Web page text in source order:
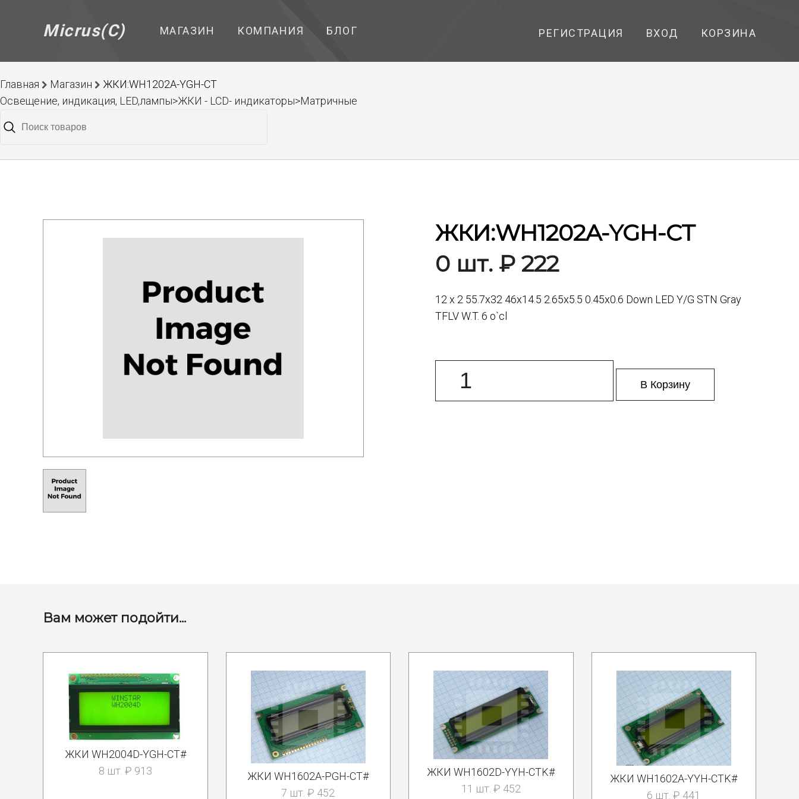
Micrus(C) МАГАЗИН КОМПАНИЯ БЛОГ РЕГИСТРАЦИЯ ВХОД КОРЗИНА
Главная Магазин
ЖКИ:WH1202A-YGH-CT
Освещение, индикация, LED,лампы>ЖКИ - LCD- индикаторы>Матричные
ЖКИ:WH1202A-YGH-CT
0 шт. ₽ 222
12 x 2 55.7x32 46x14.5 2.65x5.5 0.45x0.6 Down LED Y/G STN Gray
TFLV W.T. 6 o`cl
В Корзину
Вам может подойти...
ЖКИ WH2004D-YGH-CT#
8 шт. ₽ 913
ЖКИ WH1602A-PGH-CT#
7 шт. ₽ 452
ЖКИ WH1602D-YYH-CTK#
11 шт. ₽ 452
ЖКИ WH1602A-YYH-CTK#
6 шт. ₽ 441